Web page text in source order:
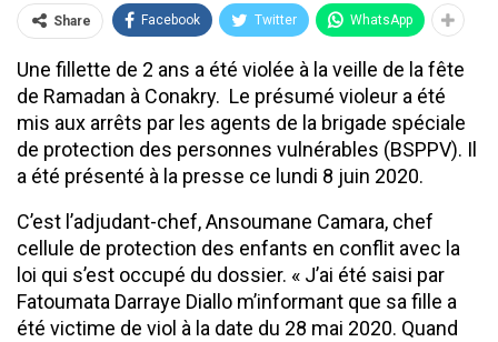
Share Facebook Twitter WhatsApp
Une fillette de 2 ans a été violée à la veille de la fête
de Ramadan à Conakry. Le présumé violeur a été
mis aux arrêts par les agents de la brigade spéciale
de protection des personnes vulnérables (BSPPV). Il
a été présenté à la presse ce lundi 8 juin 2020.
C’est l’adjudant-chef, Ansoumane Camara, chef
cellule de protection des enfants en conflit avec la
loi qui s’est occupé du dossier. « J’ai été saisi par
Fatoumata Darraye Diallo m’informant que sa fille a
été victime de viol à la date du 28 mai 2020. Quand